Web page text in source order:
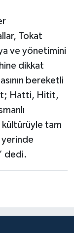
Tokat
ve yönetimini
dikkat
bereketli
Hatti, Hitit,
kültürüyle tam
yerinde
dedi.